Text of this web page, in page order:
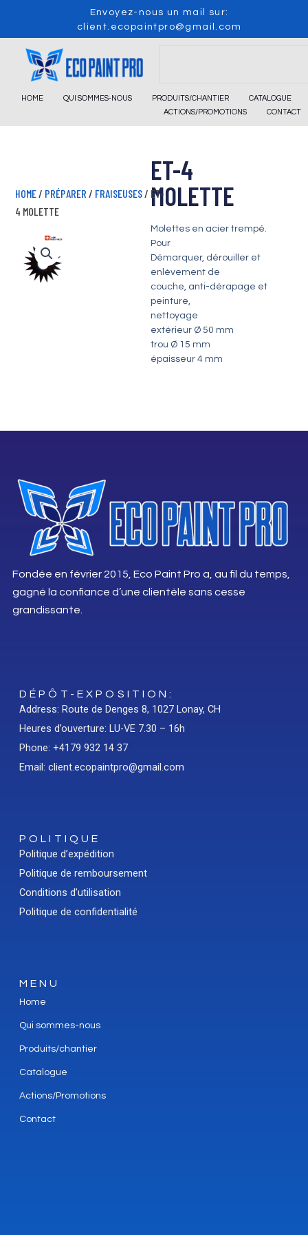
content
Envoyez-nous un mail sur:
client.ecopaintpro@gmail.com
HOME QUI SOMMES-NOUS PRODUITS/CHANTIER
CATALOGUE
ACTIONS/PROMOTIONS
CONTACT
ET-4
MOLETTE
Molettes en acier trempé.
Pour
Démarquer, dérouiller et
enlèvement de
couche, anti-dérapage et
peinture,
nettoyage
extérieur Ø 50 mm
trou Ø 15 mm
épaisseur 4 mm
HOME / PRÉPARER / FRAISEUSES / ET-
4 MOLETTE
Fondée en février 2015, Eco Paint Pro a, au fil du temps,
gagné la confiance d’une clientèle sans cesse
grandissante.
DÉPÔT-EXPOSITION:
Address: Route de Denges 8, 1027 Lonay, CH
Heures d’ouverture: LU-VE 7.30 – 16h
Phone: +4179 932 14 37
Email: client.ecopaintpro@gmail.com
POLITIQUE
Politique d’expédition
Politique de remboursement
Conditions d’utilisation
Politique de confidentialité
MENU
Home
Qui sommes-nous
Produits/chantier
Catalogue
Actions/Promotions
Contact